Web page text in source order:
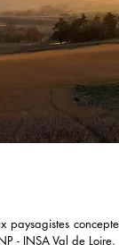
paysagistes
- INSA Val de Loire.